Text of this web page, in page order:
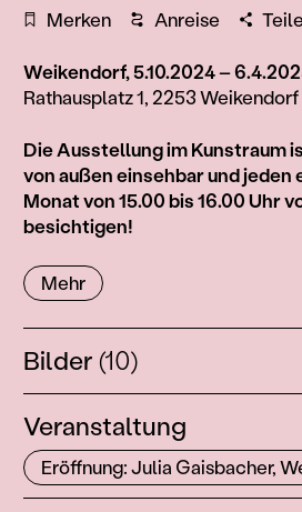
Merken Anreise
Weikendorf, 5.10.2024 –
Rathausplatz 1, 2253 Weikendorf
Information
Die Ausstellung im Kunstraum
von außen einsehbar und jeden
Monat von 15.00 bis 16.00 Uhr
besichtigen!
Mehr
Bilder (10)
Veranstaltung
Eröffnung: Julia Gaisbacher,